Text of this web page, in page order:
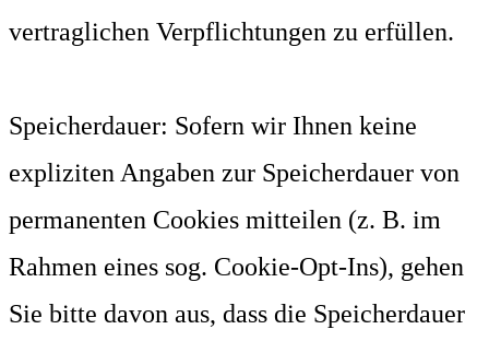
vertraglichen Verpflichtungen zu erfüllen.
Speicherdauer: Sofern wir Ihnen keine
expliziten Angaben zur Speicherdauer von
permanenten Cookies mitteilen (z. B. im
Rahmen eines sog. Cookie-Opt-Ins), gehen
Sie bitte davon aus, dass die Speicherdauer